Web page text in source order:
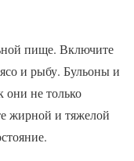
пище. Включите
и рыбу. Бульоны и
они не только
жирной и тяжелой